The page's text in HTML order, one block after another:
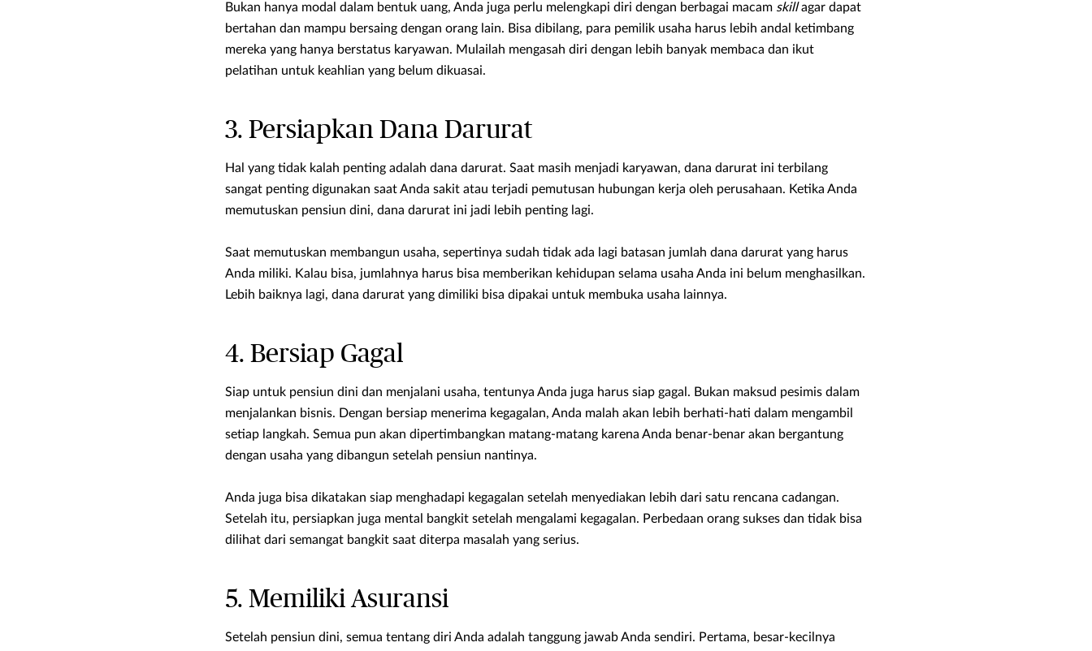
Bukan hanya modal dalam bentuk uang, Anda juga perlu melengkapi diri dengan berbagai macam skillagar dapat
bertahan dan mampu bersaing dengan orang lain. Bisa dibilang, para pemilik usaha harus lebih andal ketimbang
mereka yang hanya berstatus karyawan. Mulailah mengasah diri dengan lebih banyak membaca dan ikut
pelatihan untuk keahlian yang belum dikuasai.
3. Persiapkan Dana Darurat
Hal yang tidak kalah penting adalah dana darurat. Saat masih menjadi karyawan, dana darurat ini terbilang
sangat penting digunakan saat Anda sakit atau terjadi pemutusan hubungan kerja oleh perusahaan. Ketika Anda
memutuskan pensiun dini, dana darurat ini jadi lebih penting lagi.
Saat memutuskan membangun usaha, sepertinya sudah tidak ada lagi batasan jumlah dana darurat yang harus
Anda miliki. Kalau bisa, jumlahnya harus bisa memberikan kehidupan selama usaha Anda ini belum menghasilkan.
Lebih baiknya lagi, dana darurat yang dimiliki bisa dipakai untuk membuka usaha lainnya.
4. Bersiap Gagal
Siap untuk pensiun dini dan menjalani usaha, tentunya Anda juga harus siap gagal. Bukan maksud pesimis dalam
menjalankan bisnis. Dengan bersiap menerima kegagalan, Anda malah akan lebih berhati-hati dalam mengambil
setiap langkah. Semua pun akan dipertimbangkan matang-matang karena Anda benar-benar akan bergantung
dengan usaha yang dibangun setelah pensiun nantinya.
Anda juga bisa dikatakan siap menghadapi kegagalan setelah menyediakan lebih dari satu rencana cadangan.
Setelah itu, persiapkan juga mental bangkit setelah mengalami kegagalan. Perbedaan orang sukses dan tidak bisa
dilihat dari semangat bangkit saat diterpa masalah yang serius.
5. Memiliki Asuransi
Setelah pensiun dini, semua tentang diri Anda adalah tanggung jawab Anda sendiri. Pertama, besar-kecilnya